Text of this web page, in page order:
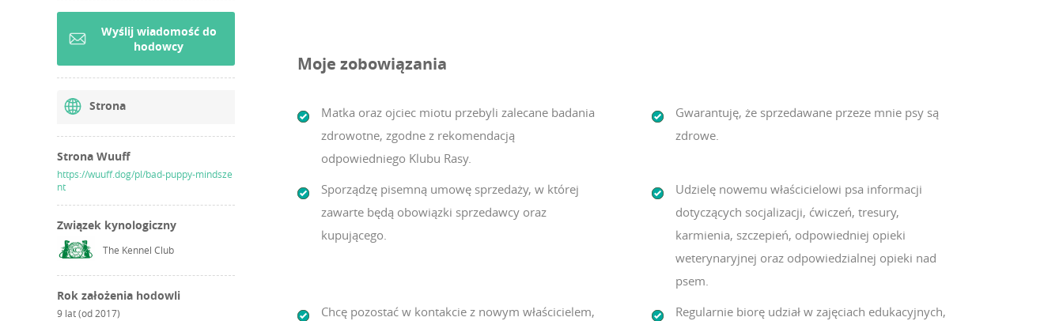
Wyślij wiadomość do
hodowcy
Strona
Strona Wuuff
https://wuuff.dog/pl/bad-puppy-mindsze
nt
Związek kynologiczny
The Kennel Club
Rok założenia hodowli
9 lat (od 2017)
Moje zobowiązania
Matka oraz ojciec miotu przebyli zalecane badania
zdrowotne, zgodne z rekomendacją
odpowiedniego Klubu Rasy.
Gwarantuję, że sprzedawane przeze mnie psy są
zdrowe.
Sporządzę pisemną umowę sprzedaży, w której
zawarte będą obowiązki sprzedawcy oraz
kupującego.
Udzielę nowemu właścicielowi psa informacji
dotyczących socjalizacji, ćwiczeń, tresury,
karmienia, szczepień, odpowiedniej opieki
weterynaryjnej oraz odpowiedzialnej opieki nad
psem.
Chcę pozostać w kontakcie z nowym właścicielem,
Regularnie biorę udział w zajęciach edukacyjnych,